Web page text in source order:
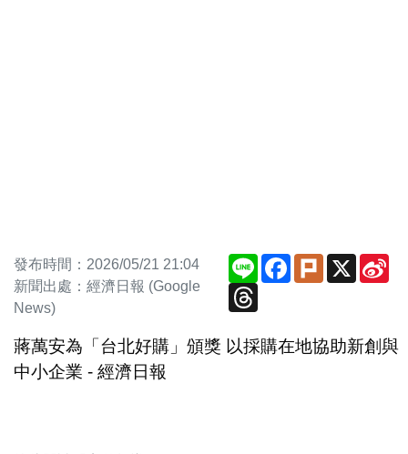
發布時間：2026/05/21 21:04
新聞出處：經濟日報 (Google
News)
Line Facebook
Plurk X
蔣萬安為「台北好購」頒獎 以採購在地協助新創與
中小企業 - 經濟日報